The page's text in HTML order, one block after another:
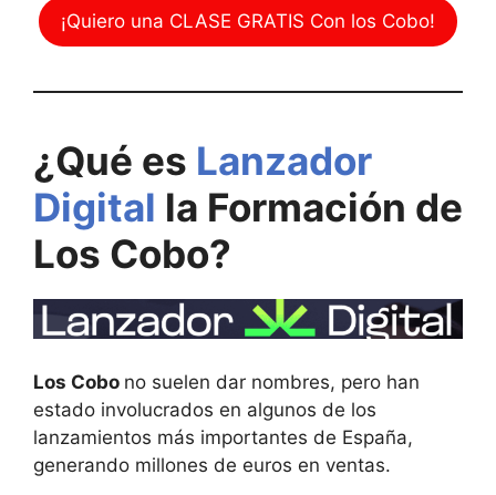
¡Quiero una CLASE GRATIS Con los Cobo!
¿Qué es Lanzador
Digital la Formación de
Los Cobo?
Los Cobo no suelen dar nombres, pero han
estado involucrados en algunos de los
lanzamientos más importantes de España,
generando millones de euros en ventas.